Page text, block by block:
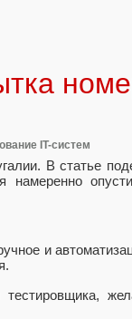
IT-систем
В статье
намеренно
и